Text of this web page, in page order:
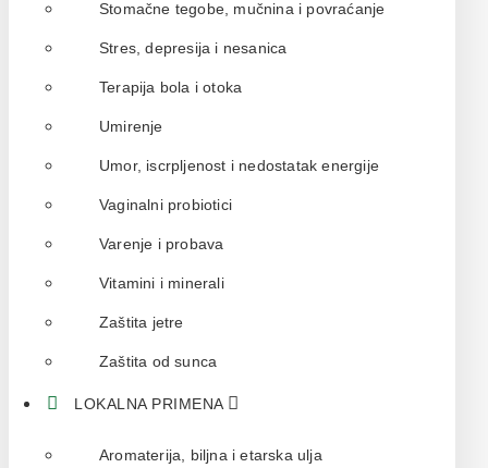
Stomačne tegobe, mučnina i povraćanje
Stres, depresija i nesanica
Terapija bola i otoka
Umirenje
Umor, iscrpljenost i nedostatak energije
Vaginalni probiotici
Varenje i probava
Vitamini i minerali
Zaštita jetre
Zaštita od sunca
LOKALNA PRIMENA
Aromaterija, biljna i etarska ulja